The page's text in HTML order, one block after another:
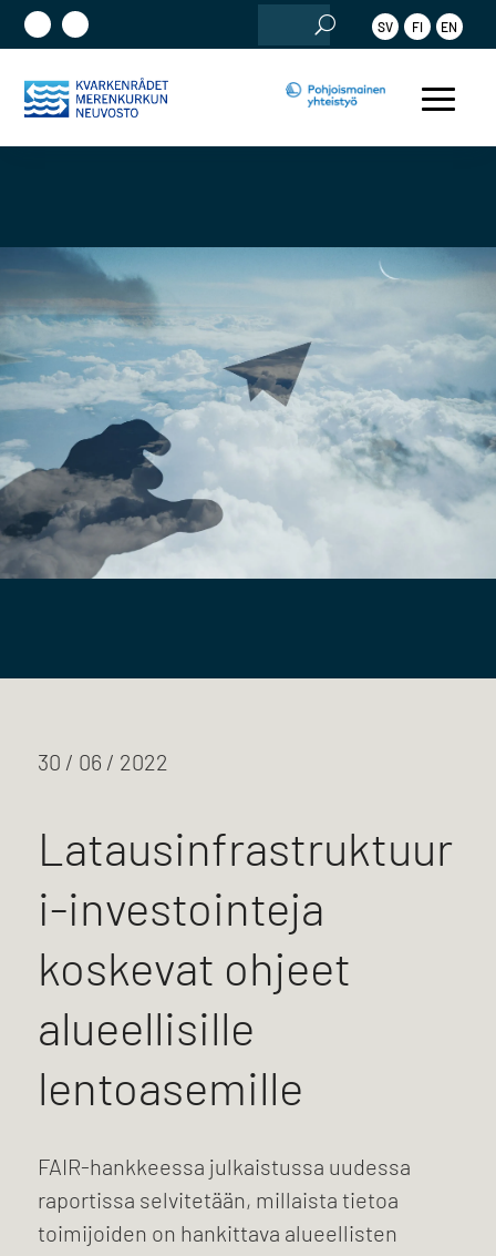
SV FI EN
30 / 06 / 2022
Latausinfrastruktuur
i-investointeja
koskevat ohjeet
alueellisille
lentoasemille
FAIR-hankkeessa julkaistussa uudessa
raportissa selvitetään, millaista tietoa
toimijoiden on hankittava alueellisten